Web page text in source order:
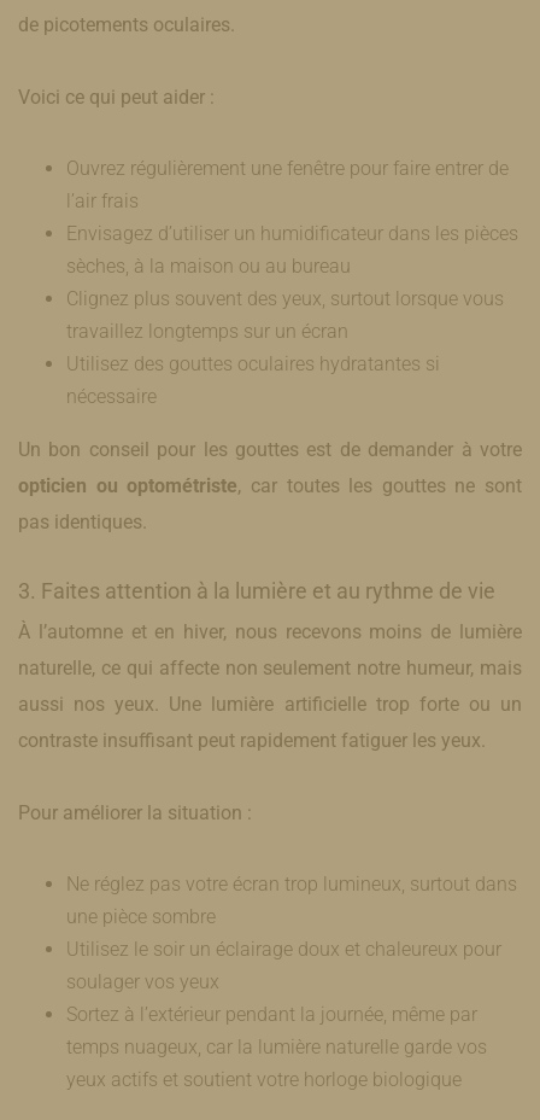
de picotements oculaires.
Voici ce qui peut aider :
​Ouvrez régulièrement une fenêtre pour faire entrer de
l’air frais
Envisagez d’utiliser un humidificateur dans les pièces
sèches, à la maison ou au bureau
Clignez plus souvent des yeux, surtout lorsque vous
travaillez longtemps sur un écran
Utilisez des gouttes oculaires hydratantes si
nécessaire
Un bon conseil pour les gouttes est de demander à votre
opticien ou optométriste, car toutes les gouttes ne sont
pas identiques.
​3. Faites attention à la lumière et au rythme de vie
À l’automne et en hiver, nous recevons moins de lumière
naturelle, ce qui affecte non seulement notre humeur, mais
aussi nos yeux. Une lumière artificielle trop forte ou un
contraste insuffisant peut rapidement fatiguer les yeux.
Pour améliorer la situation :
​Ne réglez pas votre écran trop lumineux, surtout dans
une pièce sombre
Utilisez le soir un éclairage doux et chaleureux pour
soulager vos yeux
Sortez à l’extérieur pendant la journée, même par
temps nuageux, car la lumière naturelle garde vos
yeux actifs et soutient votre horloge biologique